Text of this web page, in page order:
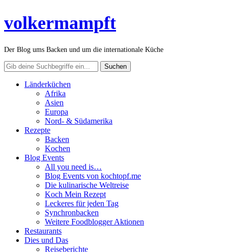
volkermampft
Der Blog ums Backen und um die internationale Küche
Länderküchen
Afrika
Asien
Europa
Nord- & Südamerika
Rezepte
Backen
Kochen
Blog Events
All you need is…
Blog Events von kochtopf.me
Die kulinarische Weltreise
Koch Mein Rezept
Leckeres für jeden Tag
Synchronbacken
Weitere Foodblogger Aktionen
Restaurants
Dies und Das
Reiseberichte